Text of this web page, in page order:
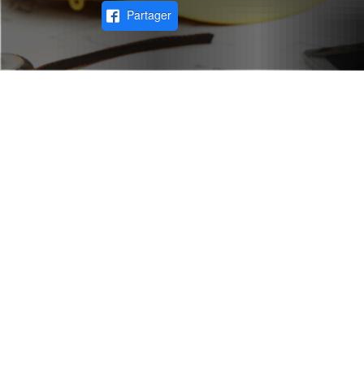
Partager